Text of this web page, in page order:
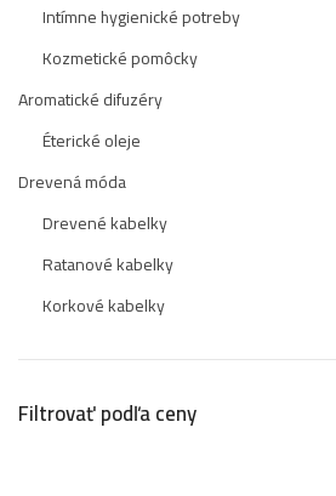
Intímne hygienické potreby
Kozmetické pomôcky
Aromatické difuzéry
Éterické oleje
Drevená móda
Drevené kabelky
Ratanové kabelky
Korkové kabelky
Filtrovať podľa ceny